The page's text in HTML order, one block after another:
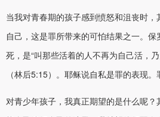
当我对青春期的孩子感到愤怒和沮丧时
自己，这是罪所带来的可怕结果之一。保
死，是“叫那些活着的人不再为自己活，
（林后5:15）。耶稣说自私是罪的表现。
对青少年孩子，我真正期望的是什么呢？